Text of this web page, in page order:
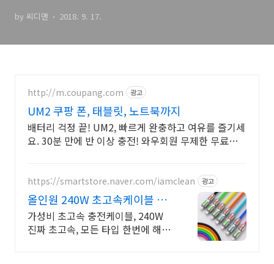
by 씨디맨 2018. 9. 17.
http://m.coupang.com 광고
UM2 쿠팡 폰, 태블릿, 노트북까지
배터리 걱정 끝! UM2, 빠르게 완충하고 여유를 즐기세
요. 30분 만에 반 이상 충전! 와우회원 무제한 무료배
https://smartstore.naver.com/iamclean 광고
올인원 240W 초고속케이블 타
입별 충전 케이블 챙겨요?
가성비 초고속 충전케이블, 240W
진짜 초고속, 모든 타입 한번에 해